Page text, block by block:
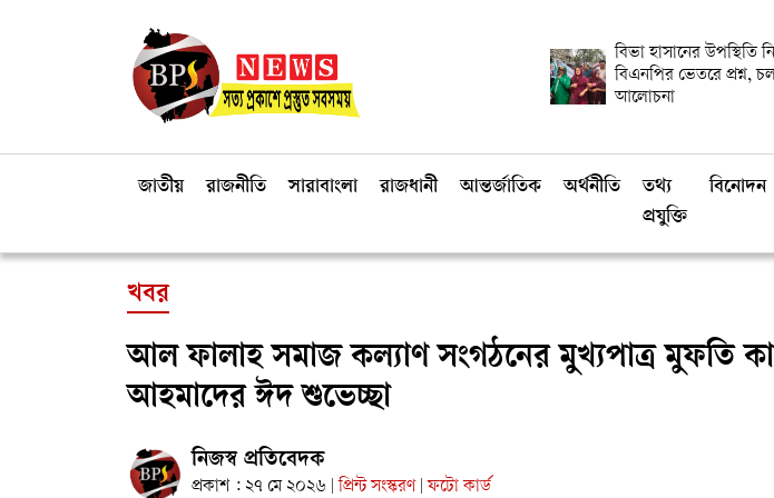
বিভা হাসানের উপস্থিতি
বিএনপির ভেতরে প্রশ্ন,
আলোচনা
জাতীয় রাজনীতি সারাবাংলা রাজধানী আন্তর্জাতিক অর্থনীতি
তথ্য
প্রযুক্তি
বিনোদন
খবর
আল ফালাহ সমাজ কল্যাণ সংগঠনের মুখ্যপাত্র মুফতি
আহমাদের ঈদ শুভেচ্ছা
নিজস্ব প্রতিবেদক
প্রকাশ : ২৭ মে ২০২৬ প্রিন্ট সংস্করণ ফটো কার্ড